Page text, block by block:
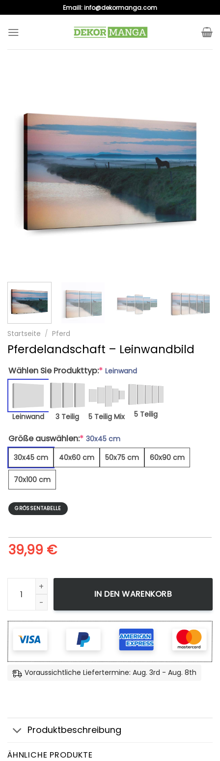
to
content
Emaill:info@dekormanga.com
Startseite / Pferd
Pferdelandschaft – Leinwandbild
Wählen Sie Produkttyp:* Leinwand
Leinwand 3 Teilig 5 Teilig Mix 5 Teilig
Größe auswählen:* 30x45 cm
30x45 cm
40x60 cm 50x75 cm 60x90 cm
70x100 cm
GRÖSSENTABELLE
39,99 €
Pferdelandschaft - Leinwandbild Menge
IN DEN WARENKORB
Voraussichtliche Liefertermine: Aug. 3rd - Aug. 8th
Produktbeschreibung
ÄHNLICHE PRODUKTE